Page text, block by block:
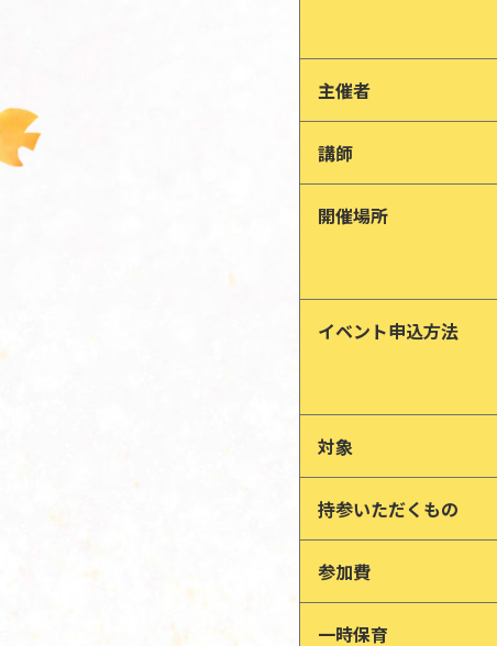
主催者
講師
開催場所
イベント申込方法
対象
持参いただくもの
参加費
一時保育